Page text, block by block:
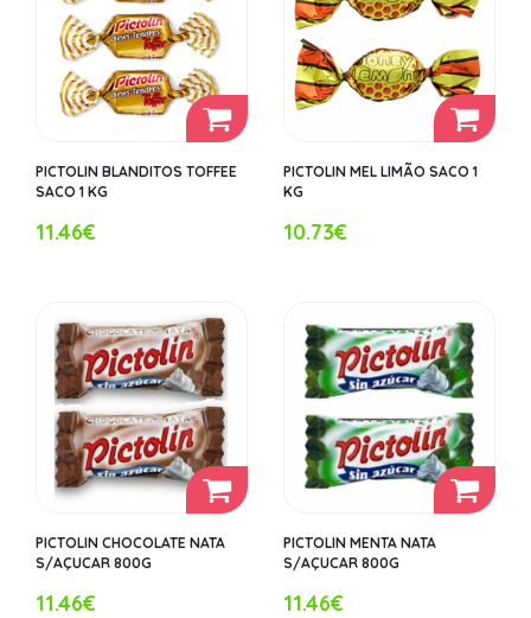
PICTOLIN BLANDITOS TOFFEE
SACO 1 KG
11.46€
PICTOLIN MEL LIMÃO SACO 1
KG
10.73€
PICTOLIN CHOCOLATE NATA
S/AÇUCAR 800G
11.46€
PICTOLIN MENTA NATA
S/AÇUCAR 800G
11.46€